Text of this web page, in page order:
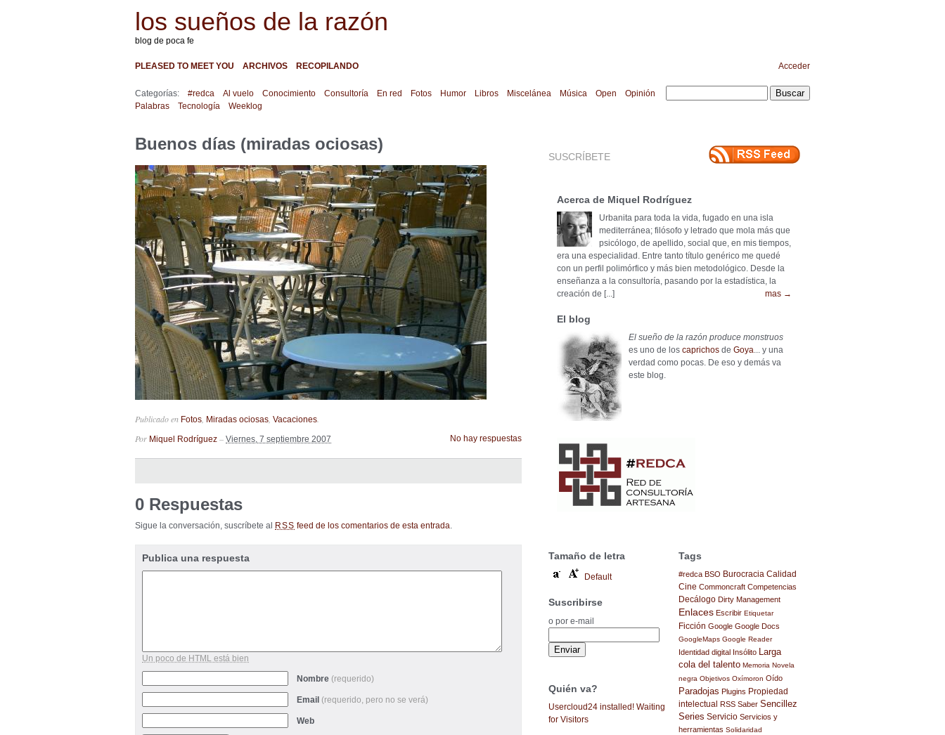
los sueños de la razón
blog de poca fe
PLEASED TO MEET YOU ARCHIVOS RECOPILANDO Acceder
Categorías: #redca Al vuelo Conocimiento Consultoría En red Fotos Humor Libros Miscelánea Música Open
Opinión
Palabras
Tecnología Weeklog
Buenos días (miradas ociosas)
Publicado en Fotos Miradas ociosas Vacaciones
No hay respuestas
Por Miquel Rodríguez – Viernes, 7 septiembre 2007
0 Respuestas
Sigue la conversación, suscríbete al RSS feed de los comentarios de esta entrada.
Publica una respuesta
Un poco de HTML está bien
Nombre (requerido)
Email (requerido, pero no se verá)
Web
SUSCRÍBETE
Acerca de Miquel Rodríguez
Urbanita para toda la vida, fugado en una isla
mediterránea; filósofo y letrado que mola más que
psicólogo, de apellido, social que, en mis tiempos,
era una especialidad. Entre tanto título genérico me quedé
con un perfil polimórfico y más bien metodológico. Desde la
enseñanza a la consultoría, pasando por la estadística, la
creación de [...]
mas →
El blog
El sueño de la razón produce monstruos
es uno de los caprichos de Goya... y una
verdad como pocas. De eso y demás va
este blog.
Tamaño de letra
Default
Suscribirse
o por e-mail
Quién va?
Usercloud24 installed! Waiting
for Visitors
Tags
#redca BSO Burocracia Calidad
Cine Commoncraft Competencias
Decálogo Dirty Management
Enlaces Escribir Etiquetar
Ficción Google Google Docs
GoogleMaps Google Reader
Identidad digital Insólito Larga
cola del talento Memoria Novela
negra Objetivos Oxímoron Oído
Paradojas Plugins Propiedad
intelectual
RSS Saber Sencillez
Series Servicio Servicios y
herramientas Solidaridad